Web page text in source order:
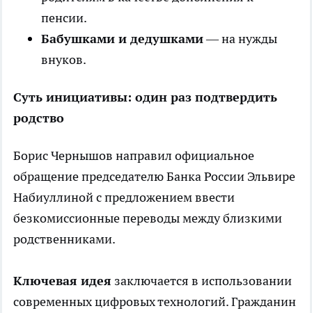
пенсии.
Бабушками и дедушками— на нужды
внуков.
Суть инициативы: один раз подтвердить
родство
Борис Чернышов направил официальное
обращение председателю Банка России Эльвире
Набиуллиной с предложением ввести
безкомиссионные переводы между близкими
родственниками.
Ключевая идея заключается в использовании
современных цифровых технологий. Гражданин